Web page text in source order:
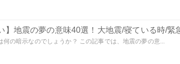
】地震の夢の意味40選！大地震/寝ている時/緊
何の暗示なのでしょうか？ この記事では、地震の夢の意...